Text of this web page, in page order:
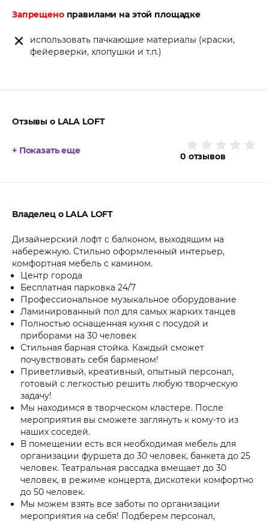
Запрещеноправилами на этой площадке
использовать пачкающие материалы (краски,
фейерверки, хлопушки и т.п.)
Отзывы о LALA LOFT
0 отзывов
+ Показать еще
Владелец о LALA LOFT
Дизайнерский лофт с балконом, выходящим на
набережную. Стильно оформленный интерьер,
комфортная мебель с камином.
Центр города
Бесплатная парковка 24/7
Профессиональное музыкальное оборудование
Ламинированный пол для самых жарких танцев
Полностью оснащенная кухня с посудой и
приборами на 30 человек
Стильная барная стойка. Каждый сможет
почувствовать себя барменом!
Приветливый, креативный, опытный персонал,
готовый с легкостью решить любую творческую
задачу!
Мы находимся в творческом кластере. После
мероприятия вы сможете заглянуть к кому-то из
наших соседей.
В помещении есть вся необходимая мебель для
организации фуршета до 30 человек, банкета до 25
человек. Театральная рассадка вмещает до 30
человек, в режиме концерта, дискотеки комфортно
до 50 человек.
Мы можем взять все заботы по организации
мероприятия на себя! Подберем персонал,